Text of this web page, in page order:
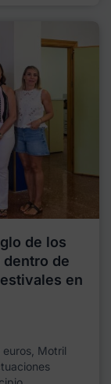
de los
dentro de
en
Motril